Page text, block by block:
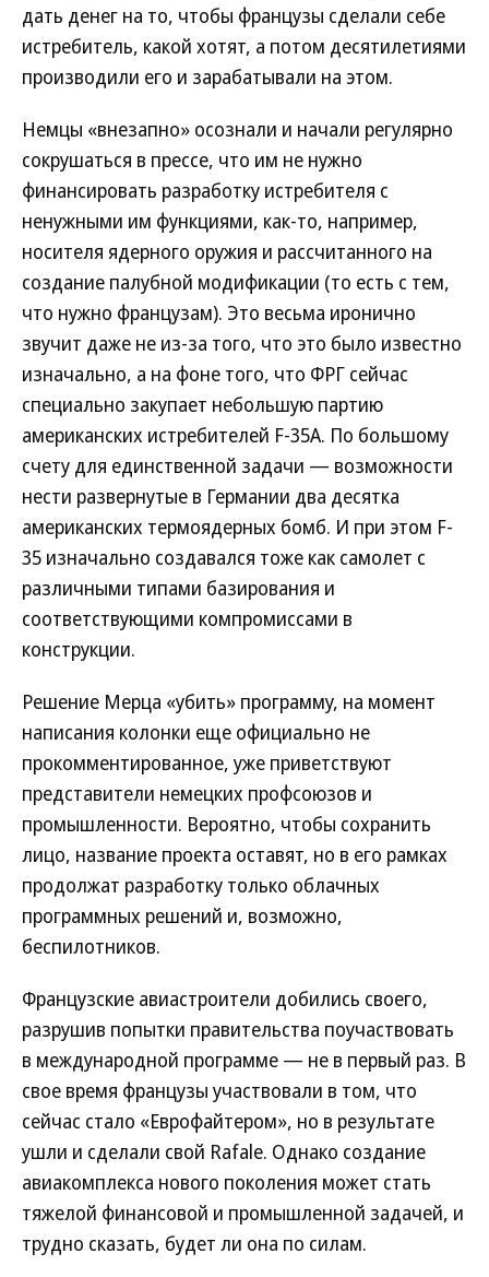
дать денег на то, чтобы французы сделали себе
истребитель, какой хотят, а потом десятилетиями
производили его и зарабатывали на этом.
Немцы «внезапно» осознали и начали регулярно
сокрушаться в прессе, что им не нужно
финансировать разработку истребителя с
ненужными им функциями, как-то, например,
носителя ядерного оружия и рассчитанного на
создание палубной модификации (то есть с тем,
что нужно французам). Это весьма иронично
звучит даже не из-за того, что это было известно
изначально, а на фоне того, что ФРГ сейчас
специально закупает небольшую партию
американских истребителей F-35A. По большому
счету для единственной задачи — возможности
нести развернутые в Германии два десятка
американских термоядерных бомб. И при этом F-
35 изначально создавался тоже как самолет с
различными типами базирования и
соответствующими компромиссами в
конструкции.
Решение Мерца «убить» программу, на момент
написания колонки еще официально не
прокомментированное, уже приветствуют
представители немецких профсоюзов и
промышленности. Вероятно, чтобы сохранить
лицо, название проекта оставят, но в его рамках
продолжат разработку только облачных
программных решений и, возможно,
беспилотников.
Французские авиастроители добились своего,
разрушив попытки правительства поучаствовать
в международной программе — не в первый раз. В
свое время французы участвовали в том, что
сейчас стало «Еврофайтером», но в результате
ушли и сделали свой Rafale. Однако создание
авиакомплекса нового поколения может стать
тяжелой финансовой и промышленной задачей, и
трудно сказать, будет ли она по силам.